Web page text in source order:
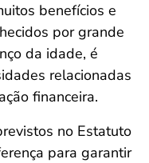
benefícios e
por grande
da idade, é
relacionadas
financeira.
no Estatuto
para garantir